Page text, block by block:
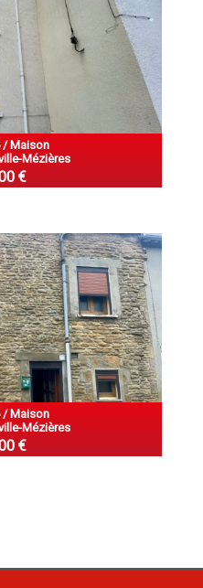
/ Maison
Mézières
€
/ Maison
Mézières
€